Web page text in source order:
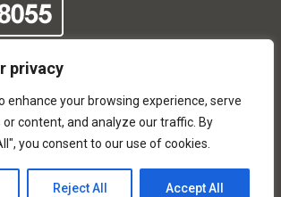
privacy
enhance your browsing experience, serve
content, and analyze our traffic. By
you consent to our use of cookies.
Reject All Accept All
S.p.a. – Tutti i diritti riservati. Via
Pinerolo - P. Iva e Registro delle imprese di
- Capitale Sociale
di Torino: 680448
T